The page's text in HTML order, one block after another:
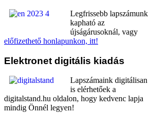
Legfrissebb lapszámunk
kapható az
újságárusoknál, vagy
előfizethető honlapunkon, itt!
Elektronet digitális kiadás
Lapszámaink digitálisan
is elérhetőek a
digitalstand.hu oldalon, hogy kedvenc lapja
mindig Önnél legyen!